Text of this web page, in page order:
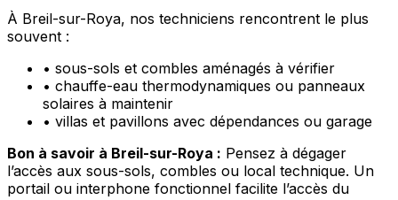
À Breil-sur-Roya, nos techniciens rencontrent le plus
souvent :
• sous-sols et combles aménagés à vérifier
• chauffe-eau thermodynamiques ou panneaux
solaires à maintenir
• villas et pavillons avec dépendances ou garage
Bon à savoir à Breil-sur-Roya : Pensez à dégager
l’accès aux sous-sols, combles ou local technique. Un
portail ou interphone fonctionnel facilite l’accès du